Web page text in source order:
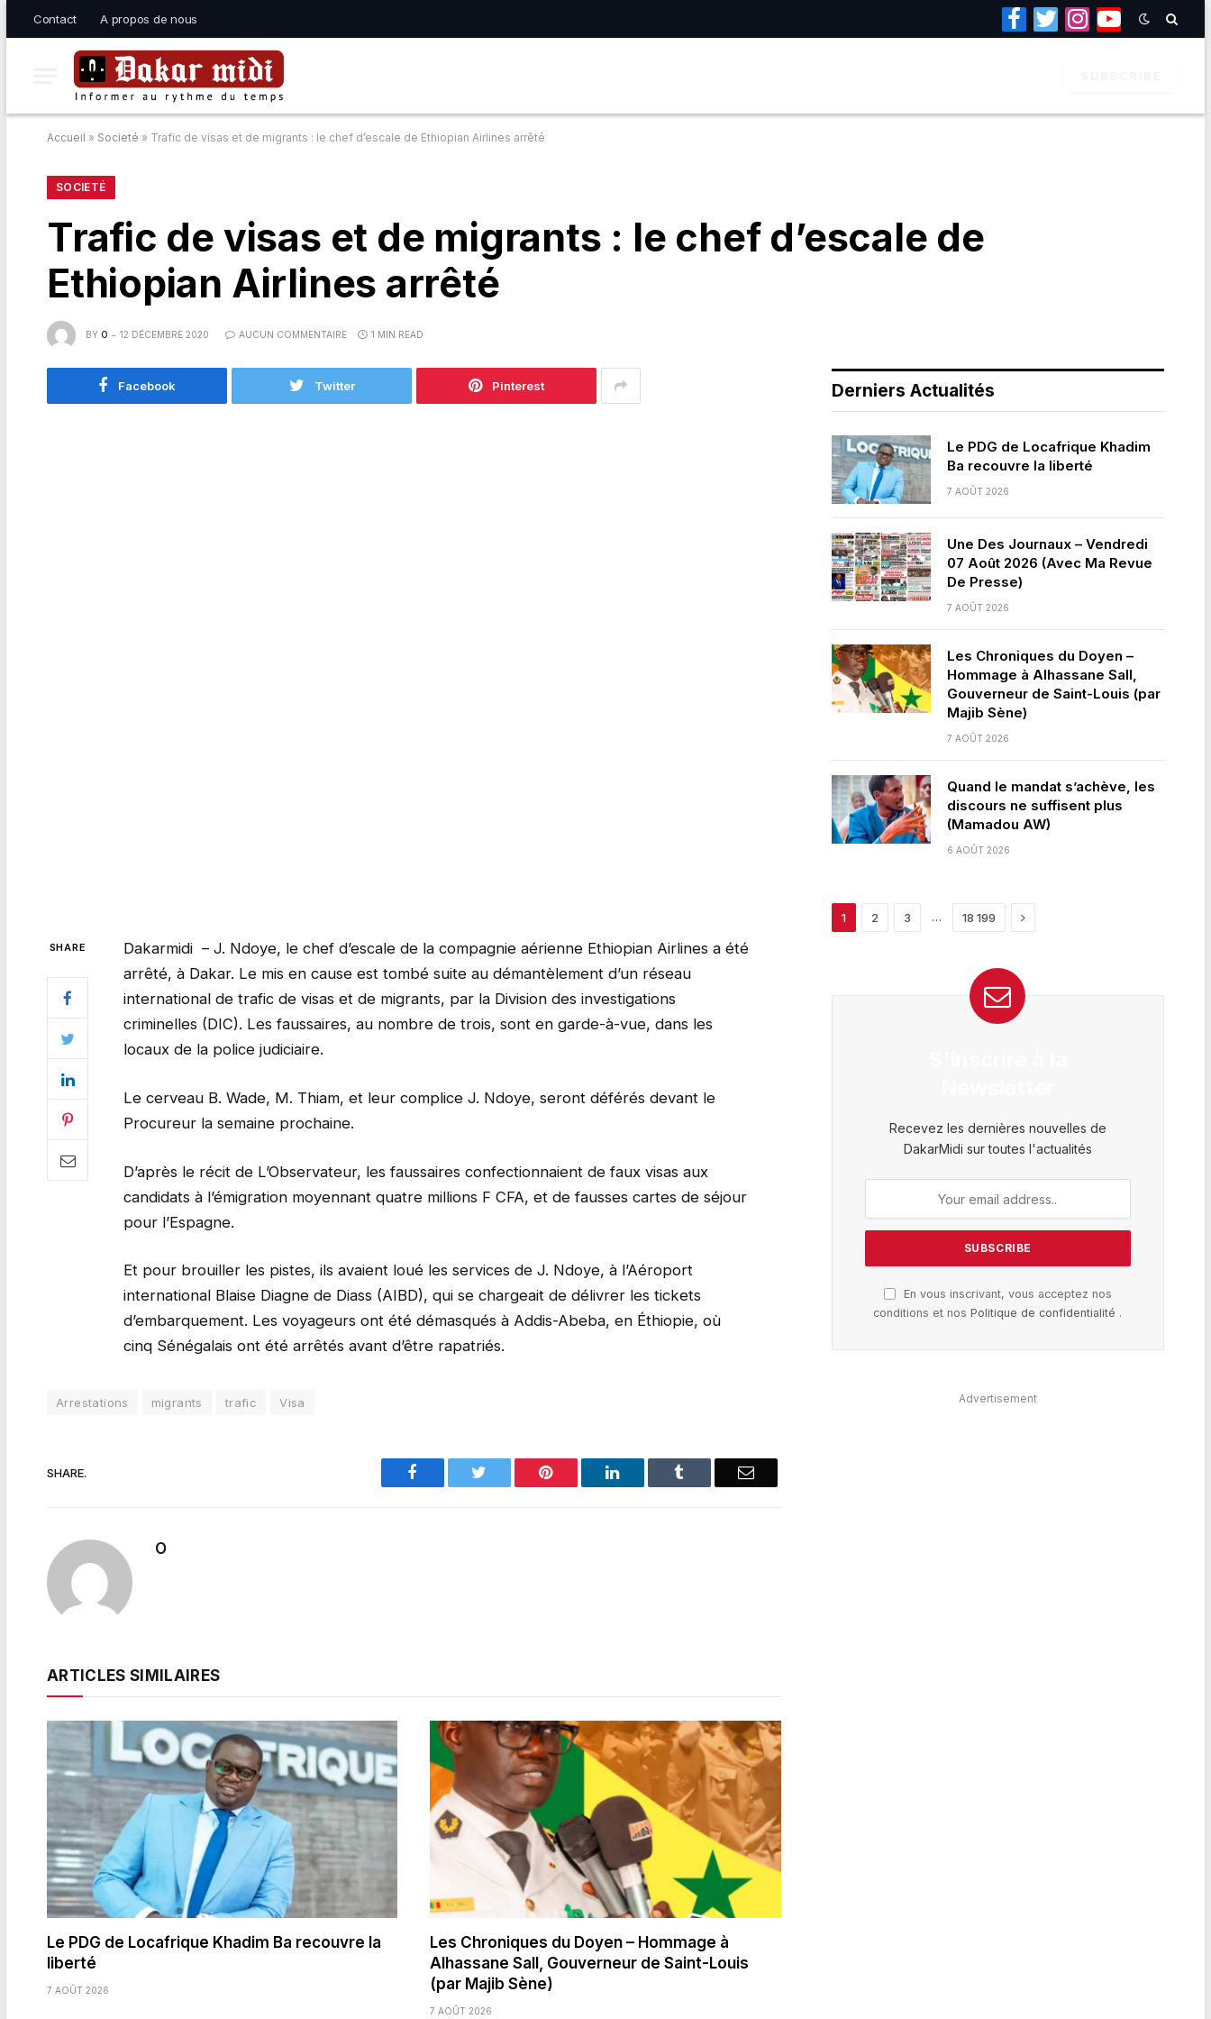
Contact A propos de nous
Facebook
TwitterInstagramYouTube
Accueil » Societé » Trafic de visas et de migrants : le chef d’escale de Ethiopian Airlines arrêté
SOCIETÉ
Trafic de visas et de migrants : le chef d’escale de
Ethiopian Airlines arrêté
BY O 12 DÉCEMBRE 2020 AUCUN COMMENTAIRE 1 MIN READ
Facebook Twitter Pinterest
SHARE
Dakarmidi – J. Ndoye, le chef d’escale de la compagnie aérienne Ethiopian Airlines a été
arrêté, à Dakar. Le mis en cause est tombé suite au démantèlement d’un réseau
international de trafic de visas et de migrants, par la Division des investigations
criminelles (DIC). Les faussaires, au nombre de trois, sont en garde-à-vue, dans les
locaux de la police judiciaire.
Le cerveau B. Wade, M. Thiam, et leur complice J. Ndoye, seront déférés devant le
Procureur la semaine prochaine.
D’après le récit de L’Observateur, les faussaires confectionnaient de faux visas aux
candidats à l’émigration moyennant quatre millions F CFA, et de fausses cartes de séjour
pour l’Espagne.
Et pour brouiller les pistes, ils avaient loué les services de J. Ndoye, à l’Aéroport
international Blaise Diagne de Diass (AIBD), qui se chargeait de délivrer les tickets
d’embarquement. Les voyageurs ont été démasqués à Addis-Abeba, en Éthiopie, où
cinq Sénégalais ont été arrêtés avant d’être rapatriés.
Arrestations migrants trafic Visa
SHARE. Facebook Pinterest LinkedIn Email
O
ARTICLES SIMILAIRES
Le PDG de Locafrique Khadim Ba recouvre la
liberté
7 AOÛT 2026
Les Chroniques du Doyen – Hommage à
Alhassane Sall, Gouverneur de Saint-Louis
(par Majib Sène)
7 AOÛT 2026
Derniers Actualités
Le PDG de Locafrique Khadim
Ba recouvre la liberté
7 AOÛT 2026
Une Des Journaux – Vendredi
07 Août 2026 (Avec Ma Revue
De Presse)
7 AOÛT 2026
Les Chroniques du Doyen –
Hommage à Alhassane Sall,
Gouverneur de Saint-Louis (par
Majib Sène)
7 AOÛT 2026
Quand le mandat s’achève, les
discours ne suffisent plus
(Mamadou AW)
6 AOÛT 2026
1 2 3 … 18 199 Next
Recevez les dernières nouvelles de
DakarMidi sur toutes l'actualités
En vous inscrivant, vous acceptez nos
conditions et nosPolitique de confidentialité .
Advertisement